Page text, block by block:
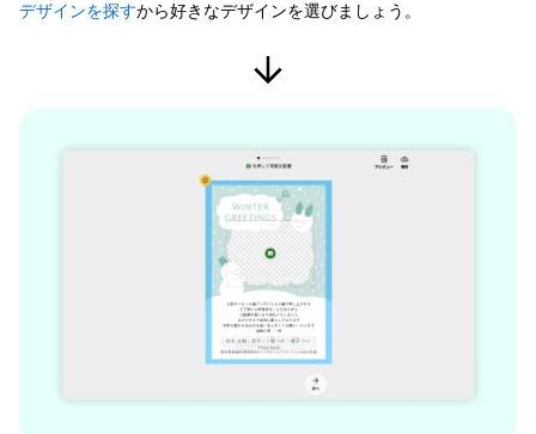
デザインを探すから好きなデザインを選びましょう。